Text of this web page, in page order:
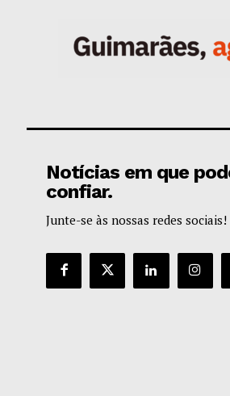
Notícias em que
confiar.
Junte-se às nossas redes sociais!